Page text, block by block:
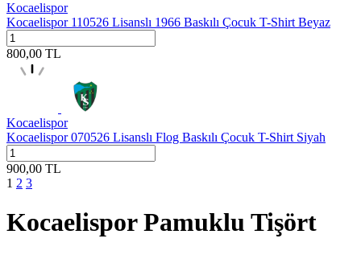
Kocaelispor
Kocaelispor 110526 Lisanslı 1966 Baskılı Çocuk T-Shirt Beyaz
800,00 TL
Kocaelispor
Kocaelispor 070526 Lisanslı Flog Baskılı Çocuk T-Shirt Siyah
900,00 TL
1 2 3
Kocaelispor Pamuklu Tişört